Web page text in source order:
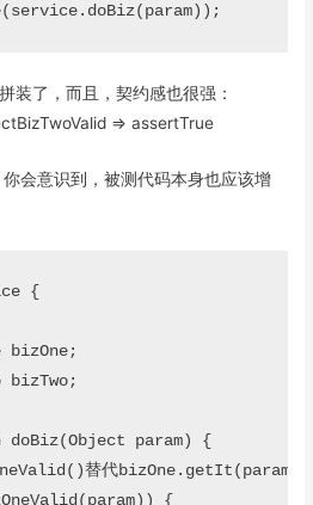
装了，而且，契约感也很强：
=> assertTrue
会意识到，被测代码本身也应该增
{
bizOne;
bizTwo;
doBiz(Object param) {
替代
{